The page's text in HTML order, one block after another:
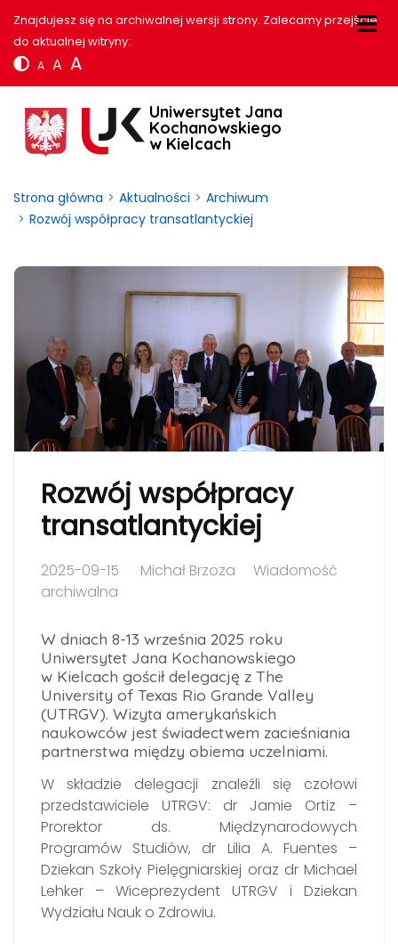
Znajdujesz się na archiwalnej wersji strony. Zalecamy przejście
do aktualnej witryny:
A A A
Uniwersytet Jana
Kochanowskiego
w Kielcach
Strona główna Aktualności
Archiwum
Rozwój współpracy transatlantyckiej
Rozwój współpracy
transatlantyckiej
2025-09-15 Michał Brzoza
Wiadomość
archiwalna
W dniach 8-13 września 2025 roku
Uniwersytet Jana Kochanowskiego
w Kielcach gościł delegację z The
University of Texas Rio Grande Valley
(UTRGV). Wizyta amerykańskich
naukowców jest świadectwem zacieśniania
partnerstwa między obiema uczelniami.
W składzie delegacji znaleźli się czołowi
przedstawiciele UTRGV: dr Jamie Ortiz –
Prorektor ds. Międzynarodowych
Programów Studiów, dr Lilia A. Fuentes –
Dziekan Szkoły Pielęgniarskiej oraz dr Michael
Lehker – Wiceprezydent UTRGV i Dziekan
Wydziału Nauk o Zdrowiu.